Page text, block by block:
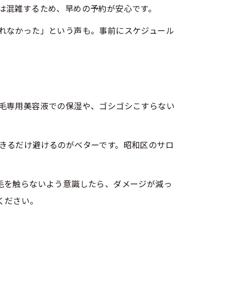
雑するため、早めの予約が安心です。
なかった」という声も。事前にスケジュール
専用美容液での保湿や、ゴシゴシこすらない
だけ避けるのがベターです。昭和区のサロ
触らないよう意識したら、ダメージが減っ
さい。